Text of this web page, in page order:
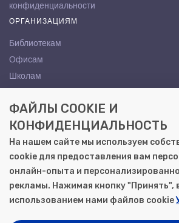
конфиденциальности
ОРГАНИЗАЦИЯМ
Библиотекам
Офисам
Школам
КОНТАКТЫ
Саратов, ул. Осипова, 10А
+7 (8452) 72-65-65
gemera@moya-kniga.ru
ФАЙЛЫ COOKIE И
КОНФИДЕНЦИАЛЬНОСТЬ
На нашем сайте мы используем
cookie для предоставления вам
онлайн-опыта и
рекламы. Нажимая кнопку "Принять",
использованием нами файлов cookie